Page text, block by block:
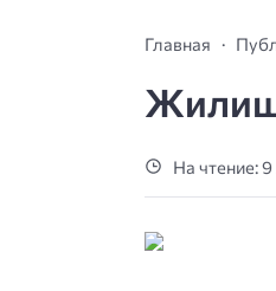
Главная
На чтение: